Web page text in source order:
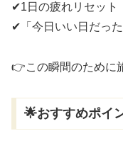
✔1日の疲れリセット
✔「今日いい日だっ
👉この瞬間のために
🌟おすすめポイ